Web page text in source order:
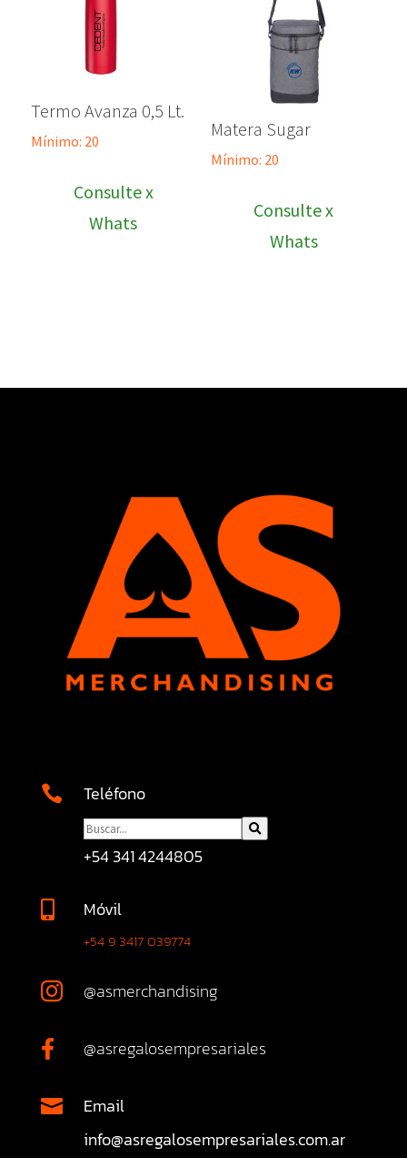
Termo Avanza 0,5 Lt.
Mínimo: 20
Consulte x
Whats
Matera Sugar
Mínimo: 20
Consulte x
Whats
 Teléfono
+54 341 4244805
 Móvil
+54 9 3417 039774
 @asmerchandising
 @asregalosempresariales

Email
info@asregalosempresariales.com.ar